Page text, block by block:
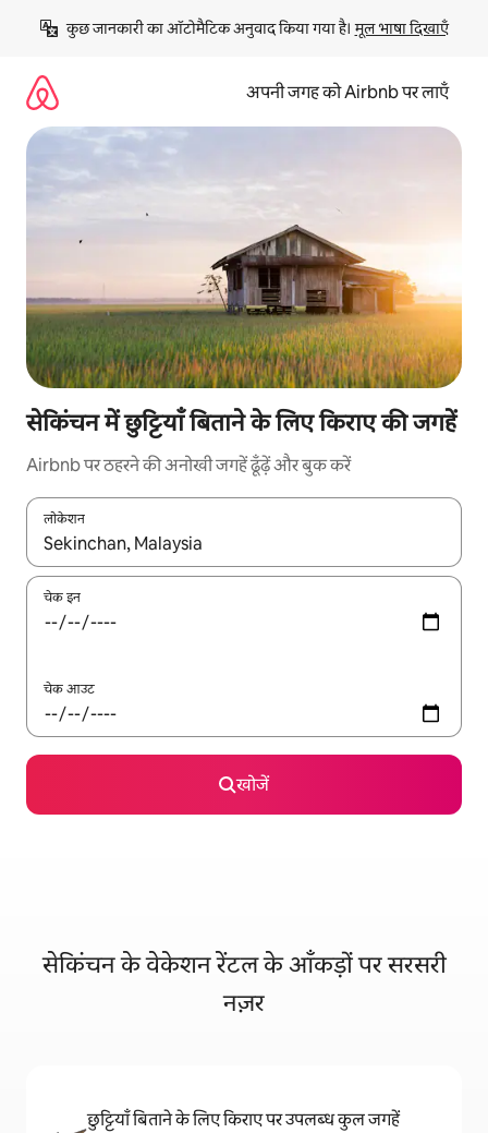
छोड़कर
कॉन्टेंट
कुछ जानकारी का ऑटोमैटिक अनुवाद किया गया है। मूल भाषा दिखाएँ
अपनी जगह को Airbnb पर लाएँ
सेकिंचन में छुट्टियाँ बिताने के लिए किराए की जगहें
Airbnb पर ठहरने की अनोखी जगहें ढूँढ़ें और बुक करें
लोकेशन
नतीजों के उपलब्ध होने पर, अप और डाउन 'ऐरो की' का इस्तेमाल करके नेविगेट
चेक इन
चेक आउट
खोजें
सेकिंचन के वेकेशन रेंटल के आँकड़ों पर सरसरी
नज़र
छुट्टियाँ बिताने के लिए किराए पर उपलब्ध कुल जगहें